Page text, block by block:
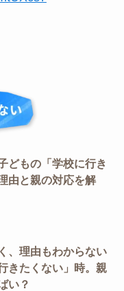
どもの「学校に行き
由と親の対応を解
、理由もわからない
きたくない」時。親
い？